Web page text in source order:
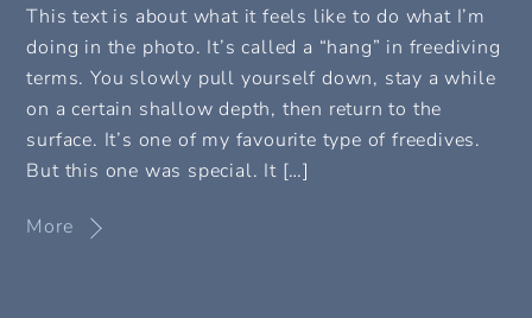
This text is about what it feels like to do what I’m
doing in the photo. It’s called a “hang” in freediving
terms. You slowly pull yourself down, stay a while
on a certain shallow depth, then return to the
surface. It’s one of my favourite type of freedives.
But this one was special. It […]
More